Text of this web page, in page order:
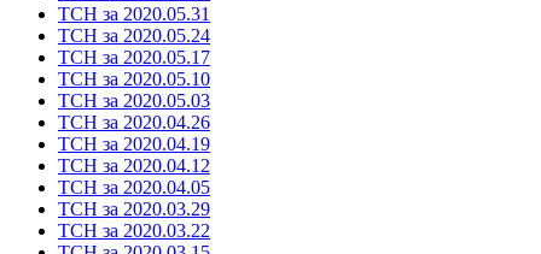
ТСН за 2020.05.31
ТСН за 2020.05.24
ТСН за 2020.05.17
ТСН за 2020.05.10
ТСН за 2020.05.03
ТСН за 2020.04.26
ТСН за 2020.04.19
ТСН за 2020.04.12
ТСН за 2020.04.05
ТСН за 2020.03.29
ТСН за 2020.03.22